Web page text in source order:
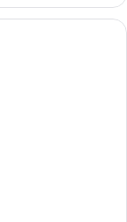
szoba,